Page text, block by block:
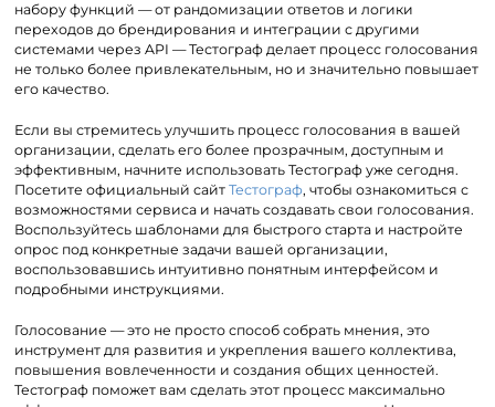
набору функций — от рандомизации ответов и логики
переходов до брендирования и интеграции с другими
системами через API — Тестограф делает процесс голосования
не только более привлекательным, но и значительно повышает
его качество.
Если вы стремитесь улучшить процесс голосования в вашей
организации, сделать его более прозрачным, доступным и
эффективным, начните использовать Тестограф уже сегодня.
Посетите официальный сайтТестограф, чтобы ознакомиться с
возможностями сервиса и начать создавать свои голосования.
Воспользуйтесь шаблонами для быстрого старта и настройте
опрос под конкретные задачи вашей организации,
воспользовавшись интуитивно понятным интерфейсом и
подробными инструкциями.
Голосование — это не просто способ собрать мнения, это
инструмент для развития и укрепления вашего коллектива,
повышения вовлеченности и создания общих ценностей.
Тестограф поможет вам сделать этот процесс максимально